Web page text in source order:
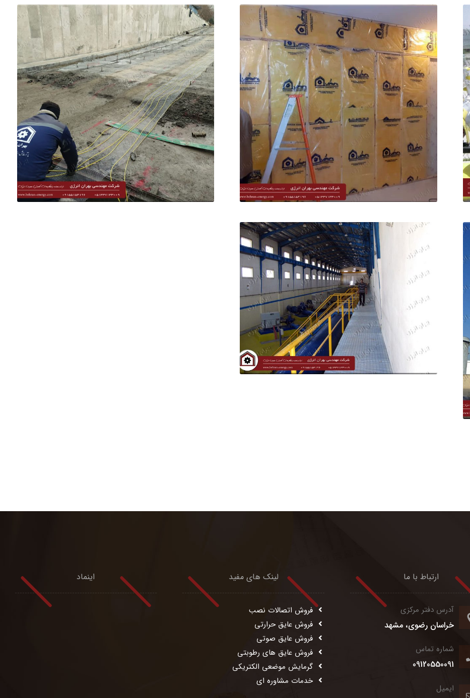
ارتباط با ما
آدرس دفتر مرکزی
خراسان رضوی، مشهد
شماره تماس
09120550091
ایمیل
لینک های مفید
فروش اتصالات نصب
فروش عایق حرارتی
فروش عایق صوتی
فروش عایق های رطوبتی
گرمایش موضعی الکتریکی
خدمات مشاوره ای
اینماد